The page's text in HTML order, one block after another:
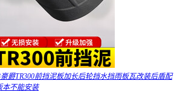
爵TR300前挡泥板加长后轮挡水挡雨板瓦改装后盾配
本不能安装